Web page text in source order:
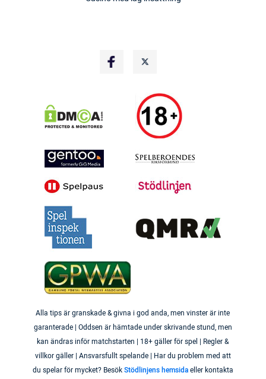
Alla tips är granskade & givna i god anda, men vinster är inte
garanterade | Oddsen är hämtade under skrivande stund, men
kan ändras inför matchstarten | 18+ gäller för spel | Regler &
villkor gäller | Ansvarsfullt spelande | Har du problem med att
du spelar för mycket? BesökStödlinjens hemsidaeller kontakta